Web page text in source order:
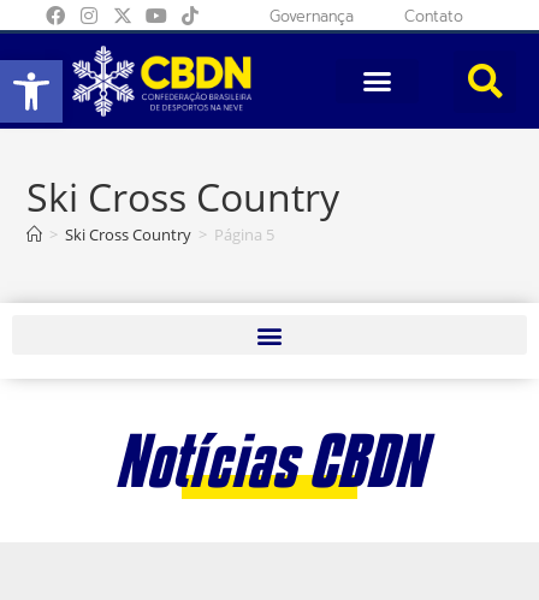
Abrir a barra de ferramentas
Governança Contato
Ski Cross Country
> Ski Cross Country > Página 5
Notícias CBDN